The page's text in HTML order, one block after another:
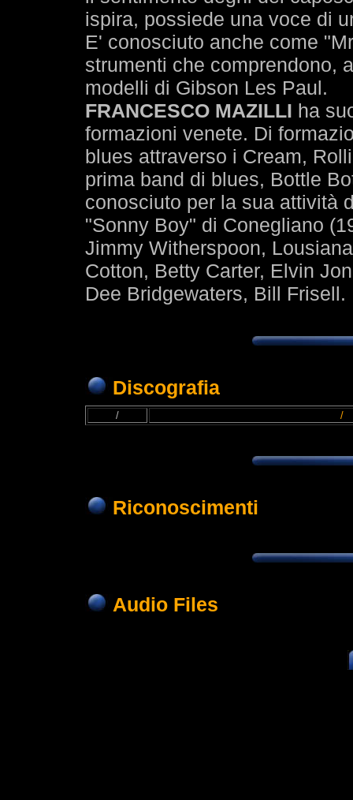
ispira, possiede una voce di
E' conosciuto anche come
strumenti che comprendono,
modelli di Gibson Les Paul.
FRANCESCO MAZILLI ha
formazioni venete. Di
blues attraverso i Cream,
prima band di blues, Bottle
conosciuto per la sua attività
"Sonny Boy" di Conegliano
Jimmy Witherspoon,
Cotton, Betty Carter, Elvin
Dee Bridgewaters, Bill Frisell.
Discografia
/ /
Riconoscimenti
Audio Files